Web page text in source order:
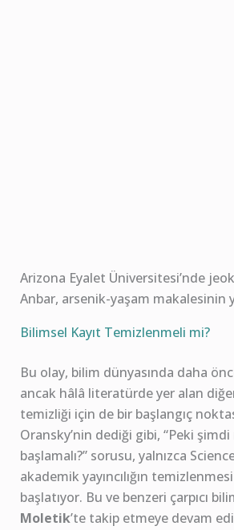
Arizona Eyalet Üniversitesi’nde
Anbar, arsenik-yaşam makalesinin
Bilimsel Kayıt Temizlenmeli mi?
Bu olay, bilim dünyasında daha
ancak hâlâ literatürde yer alan
temizliği için de bir başlangıç
Oransky’nin dediği gibi, “Peki
başlamalı?” sorusu, yalnızca
akademik yayıncılığın
başlatıyor. Bu ve benzeri çarpıcı
Moletik’te takip etmeye devam